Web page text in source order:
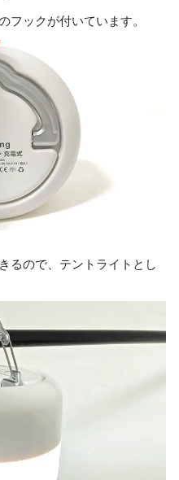
フックが付いています。
るので、テントライトとし